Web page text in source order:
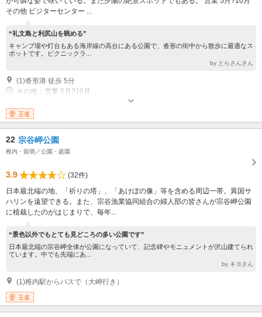
その他 ビジターセンター ...
“礼文島と利尻山を眺める”
キャンプ場や灯台もある海岸線の高台にある公園で、沓形の街中から散歩に最適なス
ポットです。ピクニックラ...
by とらさんさん
(1)沓形港 徒歩 5分
その他：営業 5月?10月
王道
22 宗谷岬公園
稚内・留萌／公園・庭園
3.9
(32件)
日本最北端の地、「祈りの塔」、「あけぼの像」等を含める周辺一帯。異国サ
ハリンを遠望できる。また、宗谷漁業協同組合の婦人部の皆さんが宗谷岬公園
に植栽したのがはじまりで、毎年...
“景色以外でもとても見どころの多い公園です”
日本最北端の宗谷岬全体が公園になっていて、記念碑やモニュメントが沢山建てられ
ています。中でも先端にあ...
by キヨさん
(1)稚内駅からバスで（大岬行き）
王道